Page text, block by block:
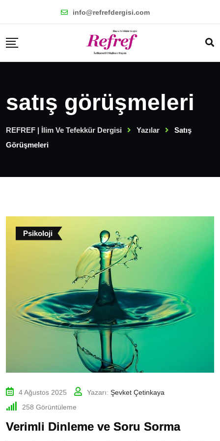
content
info@refrefdergisi.com
satış görüşmeleri
REFREF | İlim Ve Tefekkür Dergisi Yazılar
Satış
Görüşmeleri
Psikoloji
4 Ağustos 2025 Yazarı: Şevket Çetinkaya
258 Görüntüleme
Verimli Dinleme ve Soru Sorma